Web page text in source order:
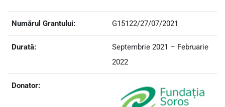
Numărul Grantului: G15122/27/07/2021
Durată:
Septembrie 2021 – Februarie
2022
Donator: